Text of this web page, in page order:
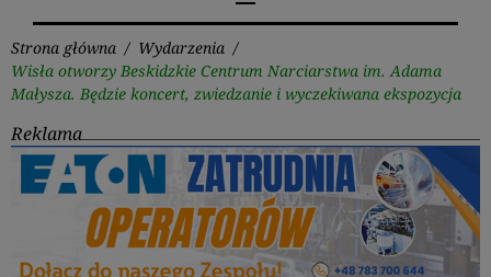
Strona główna / Wydarzenia /
Wisła otworzy Beskidzkie Centrum Narciarstwa im. Adama
Małysza. Będzie koncert, zwiedzanie i wyczekiwana ekspozycja
Reklama